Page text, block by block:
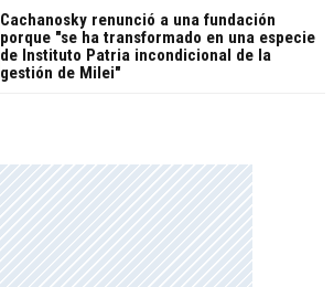
Cachanosky renunció a una fundación
porque "se ha transformado en una especie
de Instituto Patria incondicional de la
gestión de Milei"